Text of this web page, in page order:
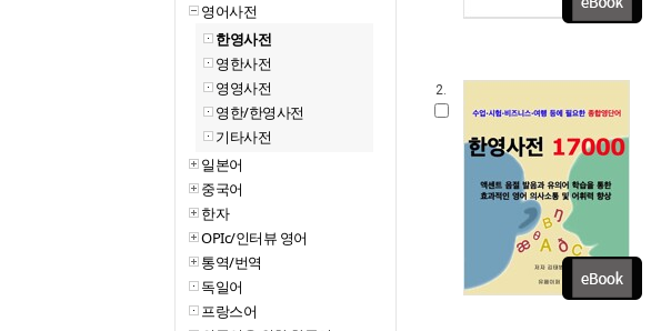
영어사전
한영사전
영한사전
영영사전
영한/한영사전
기타사전
일본어
중국어
한자
OPIc/인터뷰 영어
통역/번역
독일어
프랑스어
2.